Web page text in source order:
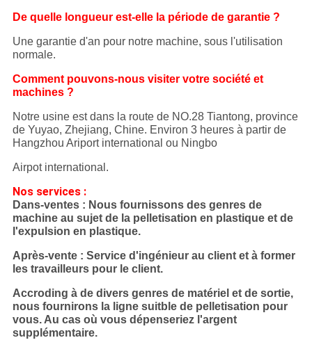
De quelle longueur est-elle la période de garantie ?
Une garantie d'an pour notre machine, sous l'utilisation
normale.
Comment pouvons-nous visiter votre société et
machines ?
Notre usine est dans la route de NO.28 Tiantong, province
de Yuyao, Zhejiang, Chine. Environ 3 heures à partir de
Hangzhou Ariport international ou Ningbo
Airpot international.
Nos services :
Dans-ventes : Nous fournissons des genres de
machine au sujet de la pelletisation en plastique et de
l'expulsion en plastique.
Après-vente : Service d'ingénieur au client et à former
les travailleurs pour le client.
Accroding à de divers genres de matériel et de sortie,
nous fournirons la ligne suitble de pelletisation pour
vous. Au cas où vous dépenseriez l'argent
supplémentaire.